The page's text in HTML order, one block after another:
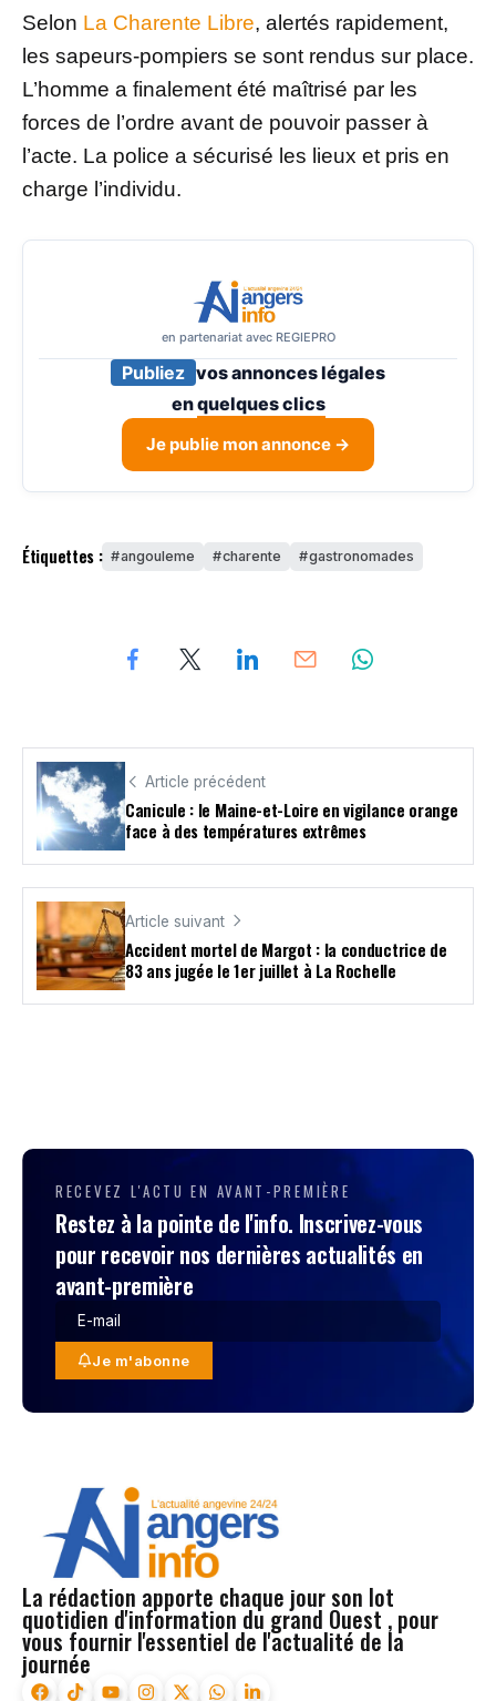
Selon La Charente Libre, alertés rapidement,
les sapeurs-pompiers se sont rendus sur place.
L’homme a finalement été maîtrisé par les
forces de l’ordre avant de pouvoir passer à
l’acte. La police a sécurisé les lieux et pris en
charge l’individu.
en partenariat avec REGIEPRO
Publiez vos annonces légales
enquelques clics
Je publie mon annonce →
Étiquettes : angouleme charente gastronomades
Article précédent
Canicule : le Maine-et-Loire en vigilance orange
face à des températures extrêmes
Article suivant
Accident mortel de Margot : la conductrice de
83 ans jugée le 1er juillet à La Rochelle
RECEVEZ L'ACTU EN AVANT-PREMIÈRE
Restez à la pointe de l'info. Inscrivez-vous
pour recevoir nos dernières actualités en
avant-première
Je m'abonne
La rédaction apporte chaque jour son lot
quotidien d'information du grand Ouest , pour
vous fournir l'essentiel de l'actualité de la
journée